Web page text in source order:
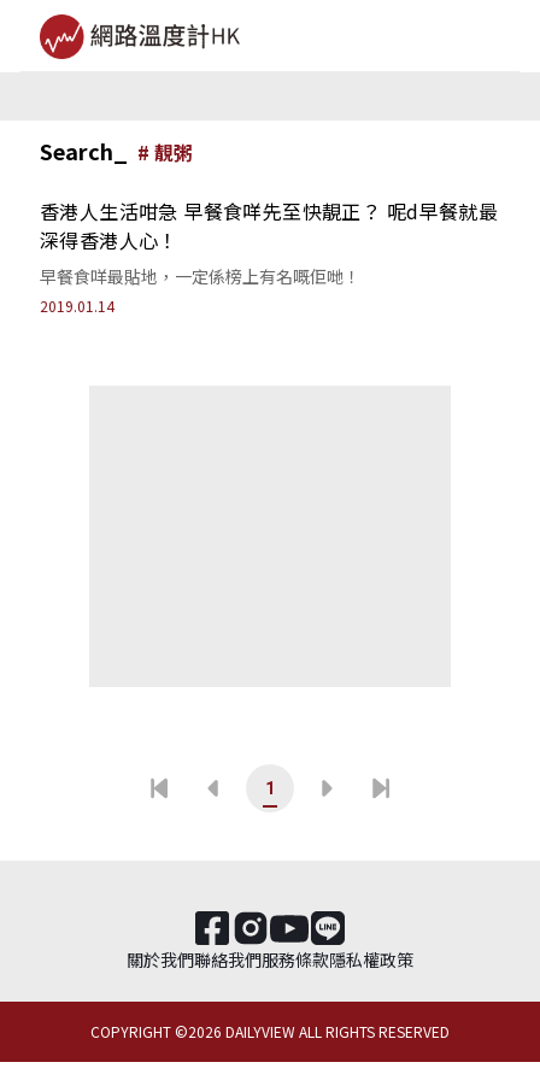
Search_ # 靚粥
香港人生活咁急 早餐食咩先至快靚正？ 呢d早餐就最
深得香港人心！
早餐食咩最貼地，一定係榜上有名嘅佢哋！
2019.01.14
1
關於我們聯絡我們服務條款隱私權政策
COPYRIGHT ©2026 DAILYVIEW ALL RIGHTS RESERVED